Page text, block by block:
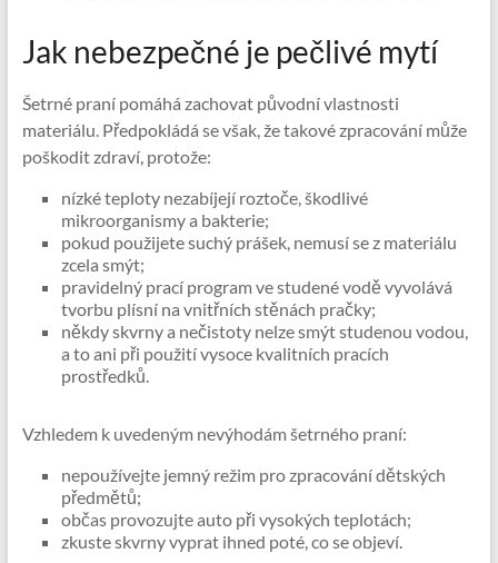
Jak nebezpečné je pečlivé mytí
Šetrné praní pomáhá zachovat původní vlastnosti
materiálu. Předpokládá se však, že takové zpracování může
poškodit zdraví, protože:
nízké teploty nezabíjejí roztoče, škodlivé
mikroorganismy a bakterie;
pokud použijete suchý prášek, nemusí se z materiálu
zcela smýt;
pravidelný prací program ve studené vodě vyvolává
tvorbu plísní na vnitřních stěnách pračky;
někdy skvrny a nečistoty nelze smýt studenou vodou,
a to ani při použití vysoce kvalitních pracích
prostředků.
Vzhledem k uvedeným nevýhodám šetrného praní:
nepoužívejte jemný režim pro zpracování dětských
předmětů;
občas provozujte auto při vysokých teplotách;
zkuste skvrny vyprat ihned poté, co se objeví.